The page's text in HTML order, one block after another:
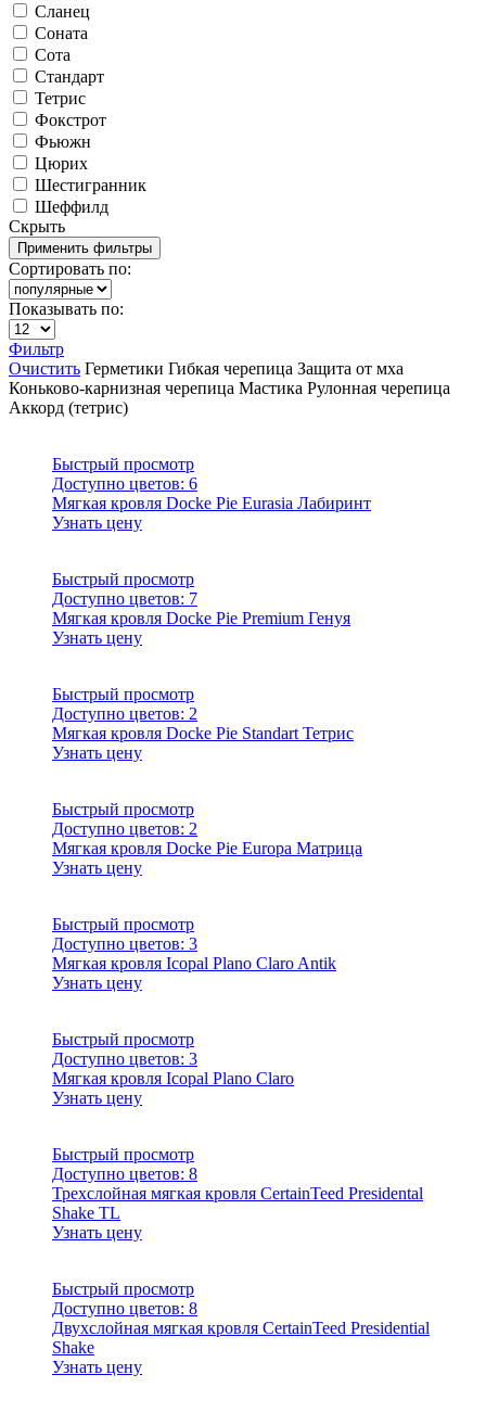
Сланец
Соната
Сота
Стандарт
Тетрис
Фокстрот
Фьюжн
Цюрих
Шестигранник
Шеффилд
Скрыть
Сортировать по:
Показывать по:
Фильтр
Очистить Герметики Гибкая черепица Защита от мха
Коньково-карнизная черепица Мастика Рулонная черепица
Аккорд (тетрис)
Быстрый просмотр
Доступно цветов: 6
Мягкая кровля Docke Pie Eurasia Лабиринт
Узнать цену
Быстрый просмотр
Доступно цветов: 7
Мягкая кровля Docke Pie Premium Генуя
Узнать цену
Быстрый просмотр
Доступно цветов: 2
Мягкая кровля Docke Pie Standart Тетрис
Узнать цену
Быстрый просмотр
Доступно цветов: 2
Мягкая кровля Docke Pie Europa Матрица
Узнать цену
Быстрый просмотр
Доступно цветов: 3
Мягкая кровля Icopal Plano Claro Antik
Узнать цену
Быстрый просмотр
Доступно цветов: 3
Мягкая кровля Icopal Plano Claro
Узнать цену
Быстрый просмотр
Доступно цветов: 8
Трехслойная мягкая кровля CertainTeed Presidental
Shake TL
Узнать цену
Быстрый просмотр
Доступно цветов: 8
Двухслойная мягкая кровля CertainTeed Presidential
Shake
Узнать цену